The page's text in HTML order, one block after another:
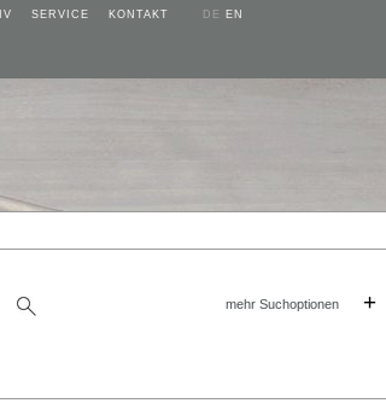
SERVICE KONTAKT DE EN
mehr Suchoptionen +